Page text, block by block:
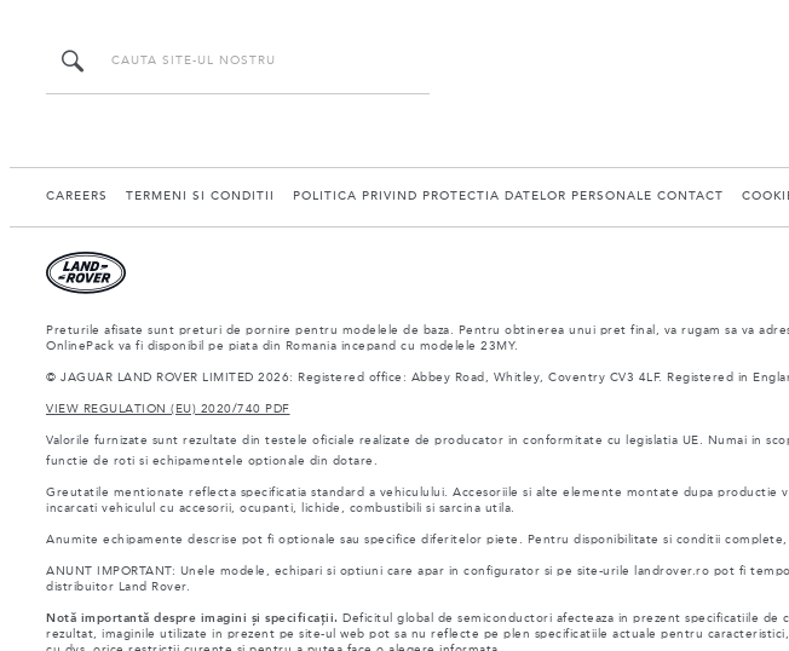
CAREERS TERMENI SI CONDITII POLITICA PRIVIND PROTECTIA DATELOR PERSONALE CONTACT
Preturile afisate sunt preturi de pornire pentru modelele de baza. Pentru obtinerea unui pret final, va rugam sa va
OnlinePack va fi disponibil pe piata din Romania incepand cu modelele 23MY.
© JAGUAR LAND ROVER LIMITED 2026: Registered office: Abbey Road, Whitley, Coventry CV3 4LF. Registered in
VIEW REGULATION (EU) 2020/740 PDF
Valorile furnizate sunt rezultate din testele oficiale realizate de producator in conformitate cu legislatia UE. Numai in
functie de roti si echipamentele optionale din dotare.
Greutatile mentionate reflecta specificatia standard a vehiculului. Accesoriile si alte elemente montate dupa productie
incarcati vehiculul cu accesorii, ocupanti, lichide, combustibili si sarcina utila.
Anumite echipamente descrise pot fi optionale sau specifice diferitelor piete. Pentru disponibilitate si conditii
ANUNT IMPORTANT: Unele modele, echipari si optiuni care apar in configurator si pe site-urile landrover.ro pot fi
distribuitor Land Rover.
Notă importantă despre imagini și specificații. Deficitul global de semiconductori afecteaza in prezent specificatiile
rezultat, imaginile utilizate in prezent pe site-ul web pot sa nu reflecte pe plen specificatiile actuale pentru